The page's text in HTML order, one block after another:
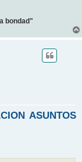
bondad"
ASUNTOS